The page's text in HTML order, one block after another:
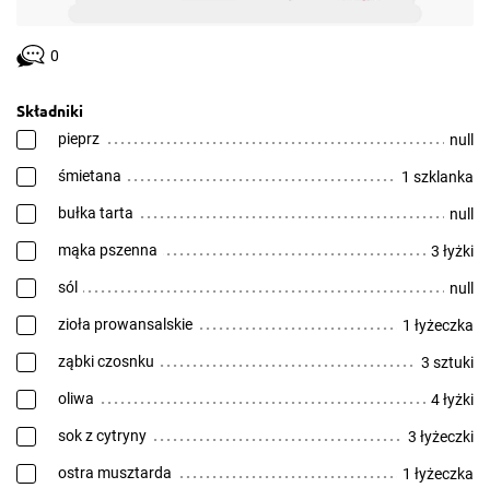
0
Składniki
pieprz null
śmietana 1 szklanka
bułka tarta null
mąka pszenna 3 łyżki
sól null
zioła prowansalskie 1 łyżeczka
ząbki czosnku 3 sztuki
oliwa 4 łyżki
sok z cytryny 3 łyżeczki
ostra musztarda 1 łyżeczka